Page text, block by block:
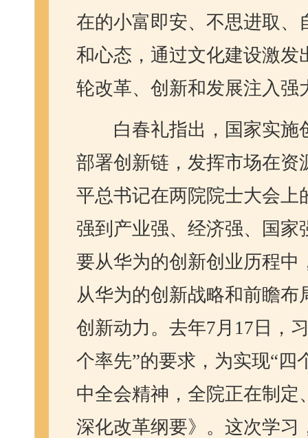
在的小富即安、不思进取
和心态，通过文化建设激
轮改革、创新和发展注入强
白春礼指出，国家实
部署创新链，发挥市场在
平总书记在两院院士大会
强到产业强、经济强、国
要从华为的创新创业历程
从华为的创新战略和前瞻
创新动力。去年7月 17 日，
个率先”的要求，为实现“四
中全会精神，全院正在制定
深化改革纲要》。这次学习